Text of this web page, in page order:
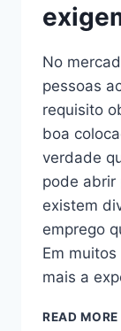
No
pessoas
requisito
boa
verdade
pode abrir
existem
emprego
Em
mais a
READ MORE